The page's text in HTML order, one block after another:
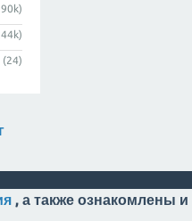
(24)
, а также ознакомлены и